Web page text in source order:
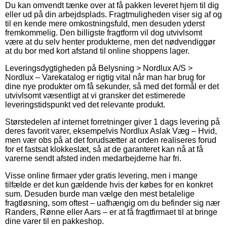
Du kan omvendt tænke over at få pakken leveret hjem til dig
eller ud på din arbejdsplads. Fragtmuligheden viser sig af og
til en kende mere omkostningsfuld, men desuden yderst
fremkommelig. Den billigste fragtform vil dog utvivlsomt
være at du selv henter produkterne, men det nødvendiggør
at du bor med kort afstand til online shoppens lager.
Leveringsdygtigheden på Belysning > Nordlux A/S >
Nordlux – Varekatalog er rigtig vital når man har brug for
dine nye produkter om få sekunder, så med det formål er det
utvivlsomt væsentligt at vi gransker det estimerede
leveringstidspunkt ved det relevante produkt.
Størstedelen af internet forretninger giver 1 dags levering på
deres favorit varer, eksempelvis Nordlux Aslak Væg – Hvid,
men vær obs på at det forudsætter at orden realiseres forud
for et fastsat klokkeslæt, så at de garanteret kan nå at få
varerne sendt afsted inden medarbejderne har fri.
Visse online firmaer yder gratis levering, men i mange
tilfælde er det kun gældende hvis der købes for en konkret
sum. Desuden burde man vælge den mest betalelige
fragtløsning, som oftest – uafhængig om du befinder sig nær
Randers, Rønne eller Aars – er at få fragtfirmaet til at bringe
dine varer til en pakkeshop.